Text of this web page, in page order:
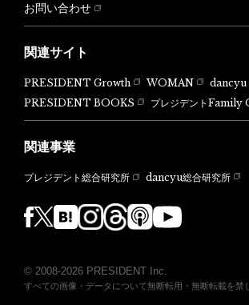
お問い合わせ
関連サイト
PRESIDENT Growth WOMAN dancyu
PRESIDENT BOOKS
プレジデントFamily
関連事業
プレジデント総合研究所 dancyu総合研究所
© 2008-2026 PRESIDENT Inc.
すべての画像・データについて無断転用・無断転載を禁